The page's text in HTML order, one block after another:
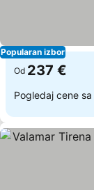
Popularan izbor
Od 237 €
Pogledaj cene sa